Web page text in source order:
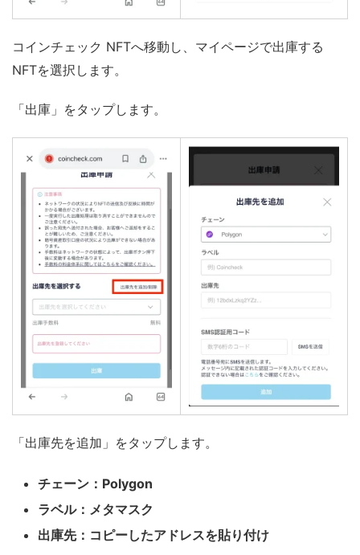
コインチェック NFTへ移動し、マイページで出庫する
NFTを選択します。
「出庫」をタップします。
「出庫先を追加」をタップします。
チェーン：Polygon
ラベル：メタマスク
出庫先：コピーしたアドレスを貼り付け